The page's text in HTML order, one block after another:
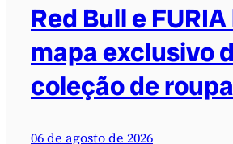
Red Bull e
mapa exclusivo
coleção de
06 de agosto de 2026